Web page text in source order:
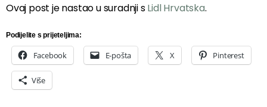
Ovaj post je nastao u suradnji sLidl Hrvatska.
Podijelite s prijeteljima:
Facebook E-pošta X Pinterest
Više